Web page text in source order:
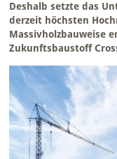
Deshalb setzte das
derzeit höchsten
Massivholzbauweise
Zukunftsbaustoff